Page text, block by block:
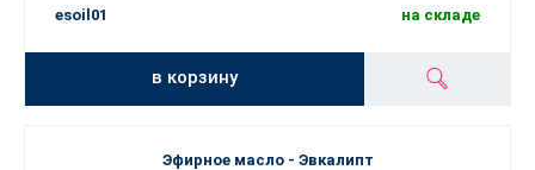
esoil01 на складе
в корзину
Эфирное масло - Эвкалипт